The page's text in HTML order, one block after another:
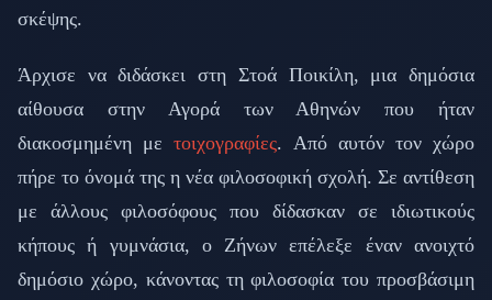
σκέψης.
Άρχισε να διδάσκει στη Στοά Ποικίλη, μια δημόσια
αίθουσα στην Αγορά των Αθηνών που ήταν
διακοσμημένη μετοιχογραφίες. Από αυτόν τον χώρο
πήρε το όνομά της η νέα φιλοσοφική σχολή. Σε αντίθεση
με άλλους φιλοσόφους που δίδασκαν σε ιδιωτικούς
κήπους ή γυμνάσια, ο Ζήνων επέλεξε έναν ανοιχτό
δημόσιο χώρο, κάνοντας τη φιλοσοφία του προσβάσιμη